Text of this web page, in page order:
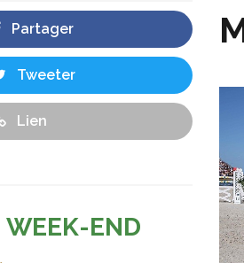
Partager
Tweeter
Lien
WEEK-END